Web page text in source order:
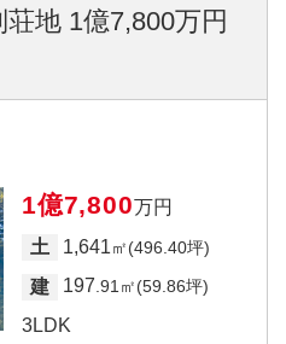
地 1億7,800万円
1億7,800万円
土
1,641㎡(496.40坪)
建 197.91㎡(59.86坪)
3LDK